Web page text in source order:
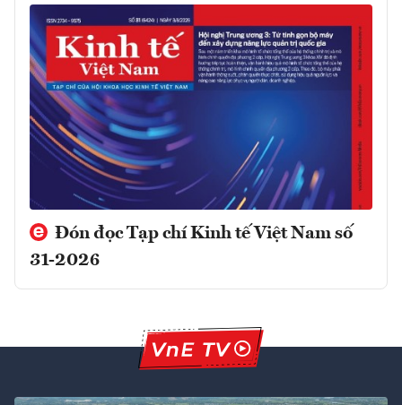
Đón đọc Tạp chí Kinh tế Việt Nam số
31-2026